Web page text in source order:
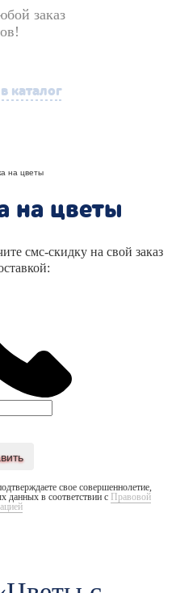
заказ
каталог
на цветы
смс-скидку на свой заказ
свое совершеннолетие,
данных в соответствии с Правовой